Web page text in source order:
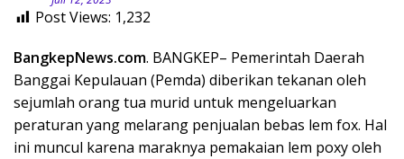
Post Views: 1,232
BangkepNews.com. BANGKEP– Pemerintah Daerah
Banggai Kepulauan (Pemda) diberikan tekanan oleh
sejumlah orang tua murid untuk mengeluarkan
peraturan yang melarang penjualan bebas lem fox. Hal
ini muncul karena maraknya pemakaian lem poxy oleh